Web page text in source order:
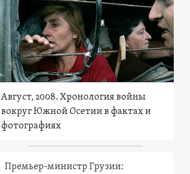
Август, 2008. Хронология войны
вокруг Южной Осетии в фактах и
фотографиях
Премьер-министр Грузии: